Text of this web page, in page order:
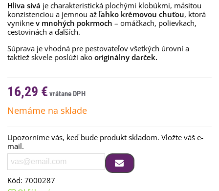
Hliva sivá je charakteristická plochými klobúkmi, mäsitou
konzistenciou a jemnou až ľahko krémovou chuťou, ktorá
vynikne v mnohých pokrmoch – omáčkach, polievkach,
cestovinách a ďalších.
Súprava je vhodná pre pestovateľov všetkých úrovní a
taktiež skvele poslúži ako originálny darček.
16,29 €
Nemáme na sklade
Upozorníme vás, keď bude produkt skladom. Vložte váš e-
mail.
Kód: 7000287